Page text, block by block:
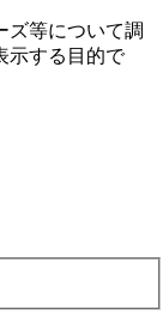
ズ等について調
⽰する⽬的で